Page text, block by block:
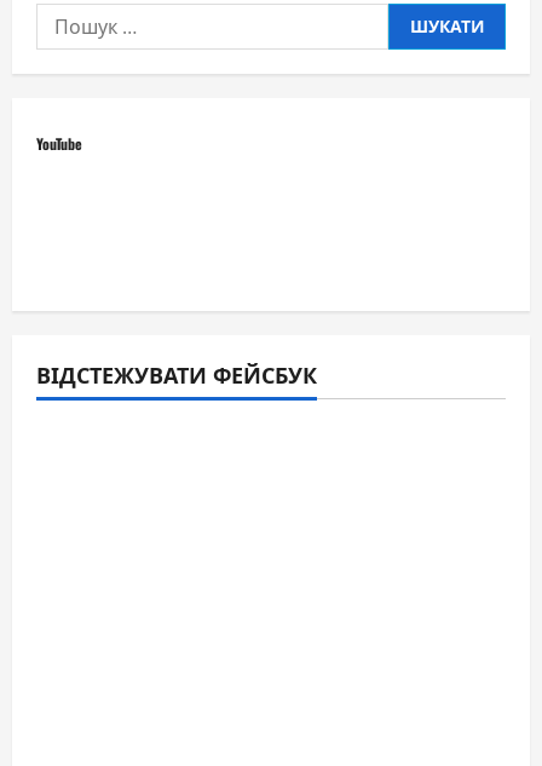
Пошук:
YouTube
ВІДСТЕЖУВАТИ ФЕЙСБУК